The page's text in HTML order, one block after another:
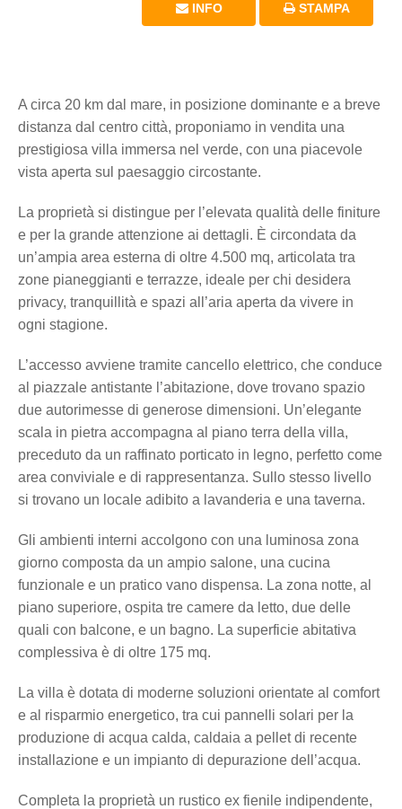
INFO STAMPA
A circa 20 km dal mare, in posizione dominante e a breve
distanza dal centro città, proponiamo in vendita una
prestigiosa villa immersa nel verde, con una piacevole
vista aperta sul paesaggio circostante.
La proprietà si distingue per l’elevata qualità delle finiture
e per la grande attenzione ai dettagli. È circondata da
un’ampia area esterna di oltre 4.500 mq, articolata tra
zone pianeggianti e terrazze, ideale per chi desidera
privacy, tranquillità e spazi all’aria aperta da vivere in
ogni stagione.
L’accesso avviene tramite cancello elettrico, che conduce
al piazzale antistante l’abitazione, dove trovano spazio
due autorimesse di generose dimensioni. Un’elegante
scala in pietra accompagna al piano terra della villa,
preceduto da un raffinato porticato in legno, perfetto come
area conviviale e di rappresentanza. Sullo stesso livello
si trovano un locale adibito a lavanderia e una taverna.
Gli ambienti interni accolgono con una luminosa zona
giorno composta da un ampio salone, una cucina
funzionale e un pratico vano dispensa. La zona notte, al
piano superiore, ospita tre camere da letto, due delle
quali con balcone, e un bagno. La superficie abitativa
complessiva è di oltre 175 mq.
La villa è dotata di moderne soluzioni orientate al comfort
e al risparmio energetico, tra cui pannelli solari per la
produzione di acqua calda, caldaia a pellet di recente
installazione e un impianto di depurazione dell’acqua.
Completa la proprietà un rustico ex fienile indipendente,